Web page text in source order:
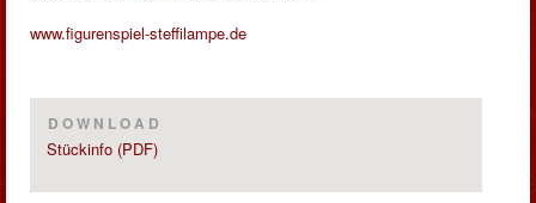
www.figurenspiel-steffilampe.de
DOWNLOAD
Stückinfo (PDF)